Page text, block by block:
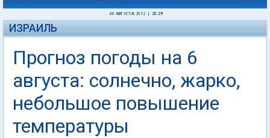
06 АВГУСТА 2012 20:29
ИЗРАИЛЬ
Прогноз погоды на 6
августа: солнечно, жарко,
небольшое повышение
температуры